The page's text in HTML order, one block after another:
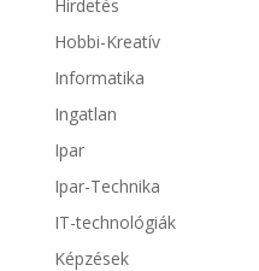
Hirdetés
Hobbi-Kreatív
Informatika
Ingatlan
Ipar
Ipar-Technika
IT-technológiák
Képzések